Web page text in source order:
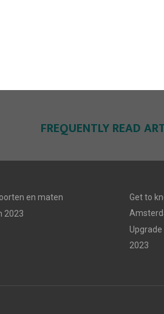
FREQUENTLY READ
en maten
2023
Get to
2023